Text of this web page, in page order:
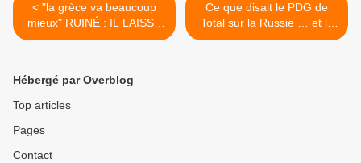
< "la grèce va beaucoup
mieux" RUINÉ : IL LAISSE
SON BÉBÉ EN CAUTION
Ce que disait le PDG de
Total sur la Russie … et le
dollar Par
Hébergé par Overblog
Top articles
Pages
Contact